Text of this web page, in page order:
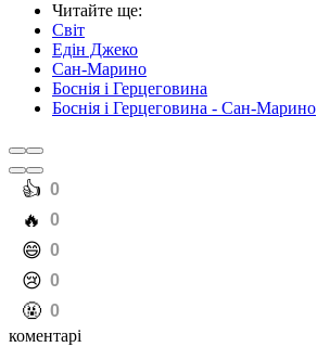
Читайте ще:
Світ
Едін Джеко
Сан-Марино
Боснія і Герцеговина
Боснія і Герцеговина - Сан-Марино
️👍 0
️🔥 0
️😄 0
️😢 0
️🤬 0
коментарі